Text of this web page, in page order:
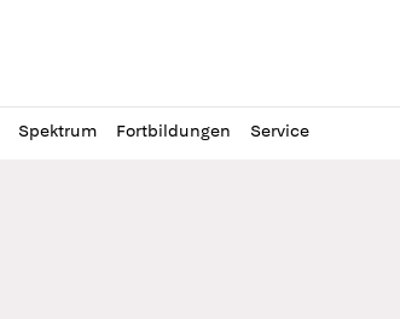
Spektrum Fortbildungen Service